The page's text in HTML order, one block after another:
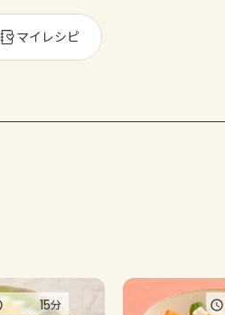
レシピ
マイレシピ
15分